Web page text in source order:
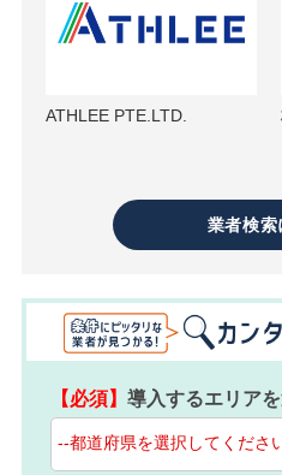
ATHLEE PTE.LTD.
業者検索
【必須】導入するエリア